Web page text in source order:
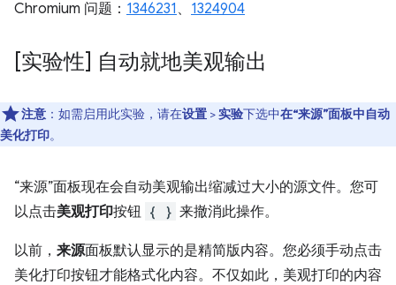
Chromium 问题： 1346231 、 1324904
[实验性] 自动就地美观输出
注意 ：如需启用此实验，请在设置 >实验下选中在“来源”面板中自动
美化打印。
“来源”面板现在会自动美观输出缩减过大小的源文件。 您可
以点击美观打印按钮 { } 来撤消此操作。
以前， 来源面板默认显示的是精简版内容。您必须手动点击
美化打印按钮才能格式化内容。不仅如此，美观打印的内容